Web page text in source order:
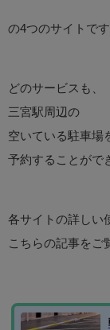
の4つのサイトです
どのサービスも、
三宮駅周辺の
空いている駐車場
予約することがで
各サイトの詳しい
こちらの記事をご